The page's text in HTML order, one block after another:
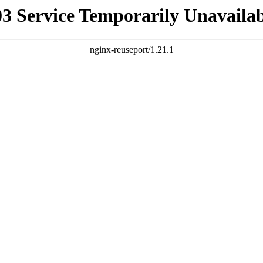
Service Temporarily
nginx-reuseport/1.21.1